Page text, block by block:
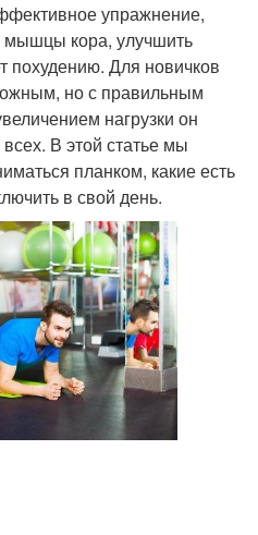
упражнение,
мышцы кора, улучшить
похудению. Для новичков
но с правильным
нагрузки он
В этой статье мы
планком, какие есть
в свой день.